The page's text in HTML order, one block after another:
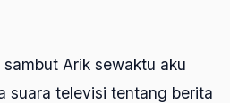
Arik sewaktu aku
suara televisi tentang berita